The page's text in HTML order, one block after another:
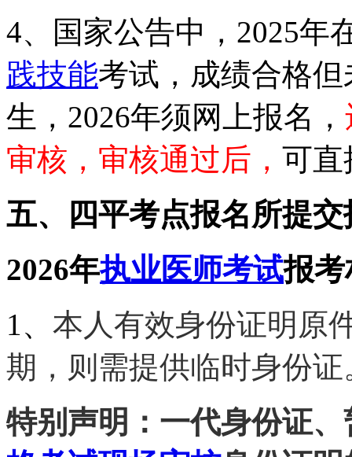
4、国家公告中，2025年
践技能考试，成绩合格
生，2026年须网上报名，
审核，审核通过后， 可直
五、四平考点报名所提
2026年执业医师考试报
1、 本人有效身份证明原
期，则需提供临时身份证
特别声明：一代身份证